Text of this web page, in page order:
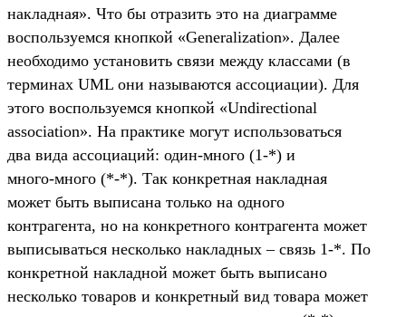
накладная». Что бы отразить это на диаграмме
воспользуемся кнопкой «Generalization». Далее
необходимо установить связи между классами (в
терминах UML они называются ассоциации). Для
этого воспользуемся кнопкой «Undirectional
association». На практике могут использоваться
два вида ассоциаций: один-много (1-*) и
много-много (*-*). Так конкретная накладная
может быть выписана только на одного
контрагента, но на конкретного контрагента может
выписываться несколько накладных – связь 1-*. По
конкретной накладной может быть выписано
несколько товаров и конкретный вид товара может